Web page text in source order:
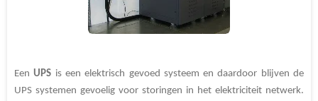
EenUPS is een elektrisch gevoed systeem en daardoor blijven de
UPS systemen gevoelig voor storingen in het elektriciteit netwerk.